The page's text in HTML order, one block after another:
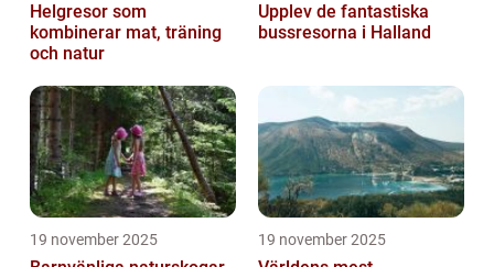
Helgresor som
kombinerar mat, träning
och natur
Upplev de fantastiska
bussresorna i Halland
19 november 2025 19 november 2025